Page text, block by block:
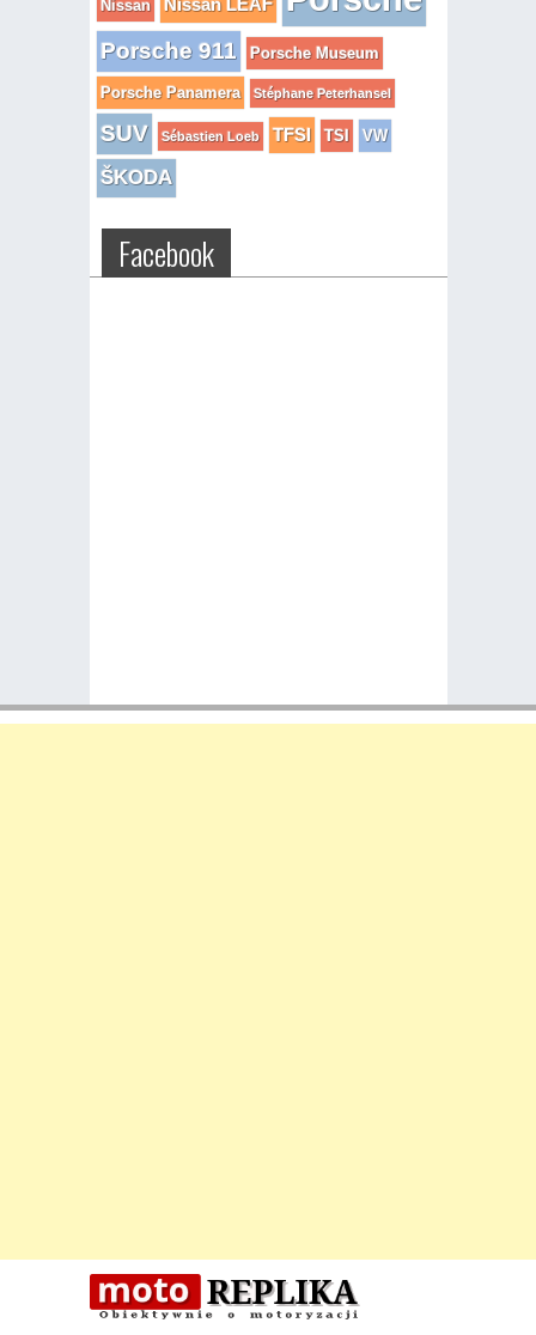
Nissan Nissan LEAF
Porsche 911 Porsche Museum
Porsche Panamera Stéphane Peterhansel
SUV Sébastien Loeb TFSI TSI VW
ŠKODA
Facebook